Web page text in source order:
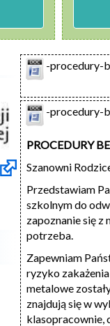
-procedury-
-procedury-
PROCEDURY
Szanowni
Przedstawiam
szkolnym do
zapoznanie się
potrzeba.
Zapewniam
ryzyko
metalowe
znajdują się w
klasopracownie,